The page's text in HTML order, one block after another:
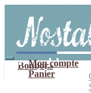
navigation
contenu
Mon compte
Panier
Bonbons